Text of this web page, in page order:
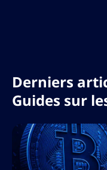
Derniers
Guides sur